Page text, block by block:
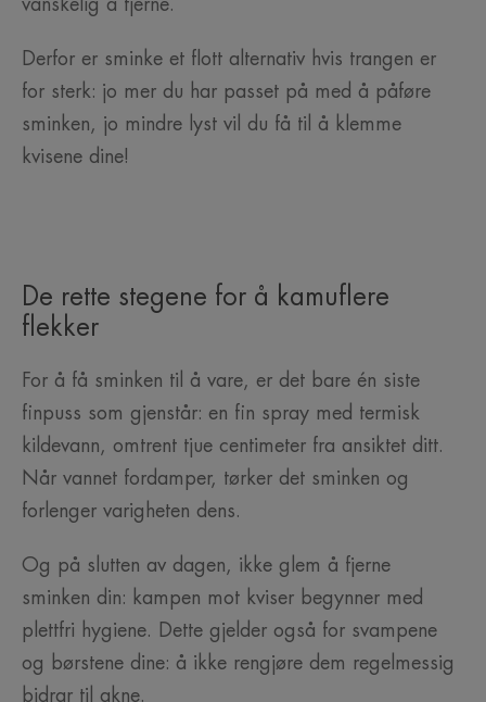
vanskelig å fjerne.
Derfor er sminke et flott alternativ hvis trangen er
for sterk: jo mer du har passet på med å påføre
sminken, jo mindre lyst vil du få til å klemme
kvisene dine!
De rette stegene for å kamuflere
flekker
For å få sminken til å vare, er det bare én siste
finpuss som gjenstår: en fin spray med termisk
kildevann, omtrent tjue centimeter fra ansiktet ditt.
Når vannet fordamper, tørker det sminken og
forlenger varigheten dens.
Og på slutten av dagen, ikke glem å fjerne
sminken din: kampen mot kviser begynner med
plettfri hygiene. Dette gjelder også for svampene
og børstene dine: å ikke rengjøre dem regelmessig
bidrar til akne.